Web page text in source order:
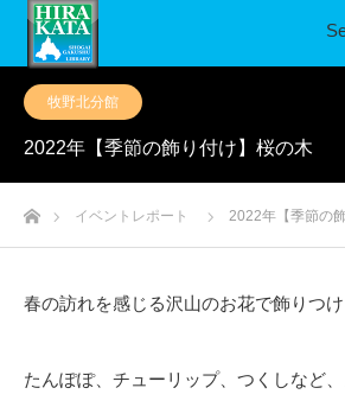
牧野北分館
2022年【季節の飾り付け】桜の木
ホームイベントレポート 2022年【季節の
春の訪れを感じる沢山のお花で飾りつけ
たんぽぽ、チューリップ、つくしなど